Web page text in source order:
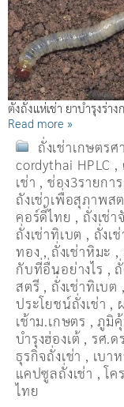
ตังถั่งแห่เช่า ยาบำรุงร่า
Read more »
ถั่งเช่าเกษตรศ
cordythai HPLC ,
เช่า , ช่อง3รายก
ถังเช่าเพื่อสุภาพส
คอร์ดี้ไทย , ถั่งเช่า
ถั่งเช่าทิเบต , ถั่งเ
ทอง , ถั่งเช่าหิมะ ,
กับที่อื่นอย่างไร ,
สตรี , ถั่่งเช่าทิเบต
ประโยชน์ถั่งเช่า ,
เช้าม.เกษตร ,ภูมิ
บำรุงฮ่องเต้ , รศ.ด
ธุรกิจถั่งเช่า , เบา
แคปซูลถั่งเช่า ,โค
ไทย